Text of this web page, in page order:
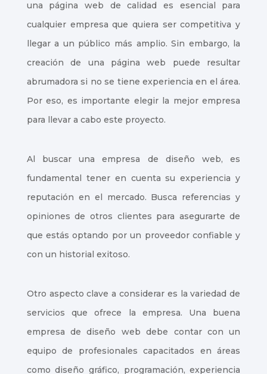
una página web de calidad es esencial para
cualquier empresa que quiera ser competitiva y
llegar a un público más amplio. Sin embargo, la
creación de una página web puede resultar
abrumadora si no se tiene experiencia en el área.
Por eso, es importante elegir la mejor empresa
para llevar a cabo este proyecto.
Al buscar una empresa de diseño web, es
fundamental tener en cuenta su experiencia y
reputación en el mercado. Busca referencias y
opiniones de otros clientes para asegurarte de
que estás optando por un proveedor confiable y
con un historial exitoso.
Otro aspecto clave a considerar es la variedad de
servicios que ofrece la empresa. Una buena
empresa de diseño web debe contar con un
equipo de profesionales capacitados en áreas
como diseño gráfico, programación, experiencia